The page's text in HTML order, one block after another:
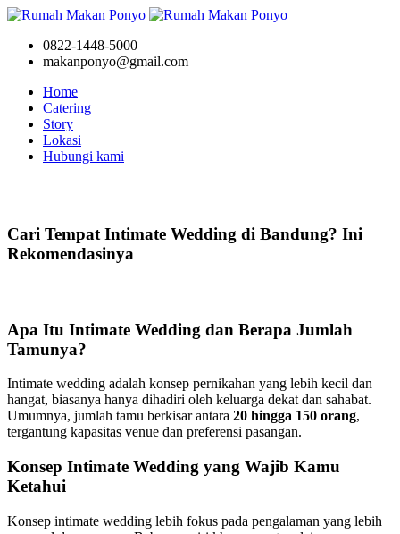
0822-1448-5000
makanponyo@gmail.com
Home
Catering
Story
Lokasi
Hubungi kami
Cari Tempat Intimate Wedding di Bandung? Ini
Rekomendasinya
Apa Itu Intimate Wedding dan Berapa Jumlah
Tamunya?
Intimate wedding adalah konsep pernikahan yang lebih kecil dan
hangat, biasanya hanya dihadiri oleh keluarga dekat dan sahabat.
Umumnya, jumlah tamu berkisar antara 20 hingga 150 orang,
tergantung kapasitas venue dan preferensi pasangan.
Konsep Intimate Wedding yang Wajib Kamu
Ketahui
Konsep intimate wedding lebih fokus pada pengalaman yang lebih